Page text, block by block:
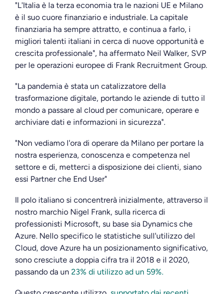
"L'Italia è la terza economia tra le nazioni UE e Milano
è il suo cuore finanziario e industriale. La capitale
finanziaria ha sempre attratto, e continua a farlo, i
migliori talenti italiani in cerca di nuove opportunità e
crescita professionale", ha affermato Neil Walker, SVP
per le operazioni europee di Frank Recruitment Group.
"La pandemia è stata un catalizzatore della
trasformazione digitale, portando le aziende di tutto il
mondo a passare al cloud per comunicare, operare e
archiviare dati e informazioni in sicurezza".
"Non vediamo l'ora di operare da Milano per portare la
nostra esperienza, conoscenza e competenza nel
settore e di, metterci a disposizione dei clienti, siano
essi Partner che End User"
Il polo italiano si concentrerà inizialmente, attraverso il
nostro marchio Nigel Frank, sulla ricerca di
professionisti Microsoft, su base sia Dynamics che
Azure. Nello specifico le statistiche sull'utilizzo del
Cloud, dove Azure ha un posizionamento significativo,
sono cresciute a doppia cifra tra il 2018 e il 2020,
passando da un 23% di utilizzo ad un 59%.